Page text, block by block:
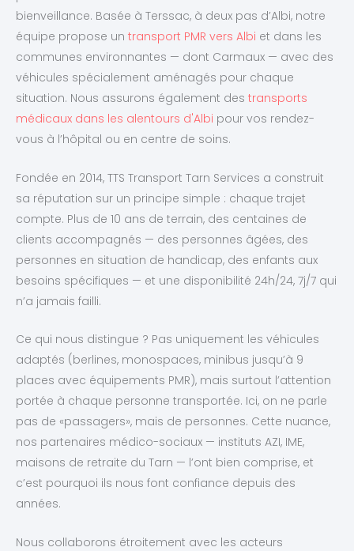
bienveillance. Basée à Terssac, à deux pas d’Albi, notre
équipe propose un transport PMR vers Albi et dans les
communes environnantes — dont Carmaux — avec des
véhicules spécialement aménagés pour chaque
situation. Nous assurons également des transports
médicaux dans les alentours d'Albi pour vos rendez-
vous à l’hôpital ou en centre de soins.
Fondée en 2014, TTS Transport Tarn Services a construit
sa réputation sur un principe simple : chaque trajet
compte. Plus de 10 ans de terrain, des centaines de
clients accompagnés — des personnes âgées, des
personnes en situation de handicap, des enfants aux
besoins spécifiques — et une disponibilité 24h/24, 7j/7 qui
n’a jamais failli.
Ce qui nous distingue ? Pas uniquement les véhicules
adaptés (berlines, monospaces, minibus jusqu’à 9
places avec équipements PMR), mais surtout l’attention
portée à chaque personne transportée. Ici, on ne parle
pas de «passagers», mais de personnes. Cette nuance,
nos partenaires médico-sociaux — instituts AZI, IME,
maisons de retraite du Tarn — l’ont bien comprise, et
c’est pourquoi ils nous font confiance depuis des
années.
Nous collaborons étroitement avec les acteurs